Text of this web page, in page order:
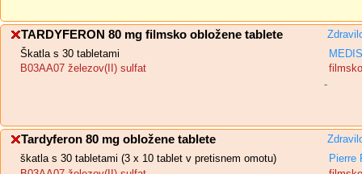
TARDYFERON 80 mg filmsko obložene tablete
Škatla s 30 tabletami
B03AA07 železov(II) sulfat
-
Tardyferon 80 mg obložene tablete
škatla s 30 tabletami (3 x 10 tablet v pretisnem omotu)
Pierre